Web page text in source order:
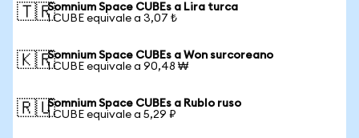
🇹🇷Somnium Space CUBEs a Lira turca
1 CUBE equivale a 3,07 ₺
🇰🇷Somnium Space CUBEs a Won surcoreano
1 CUBE equivale a 90,48 ₩
🇷🇺Somnium Space CUBEs a Rublo ruso
1 CUBE equivale a 5,29 ₽